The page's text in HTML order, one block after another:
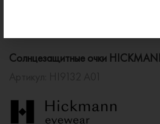
Солнцезащитные очки